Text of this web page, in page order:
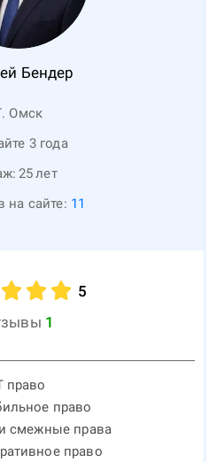
Бендер
Омск
3 года
25лет
на сайте: 11
5
1
право
право
смежные права
право